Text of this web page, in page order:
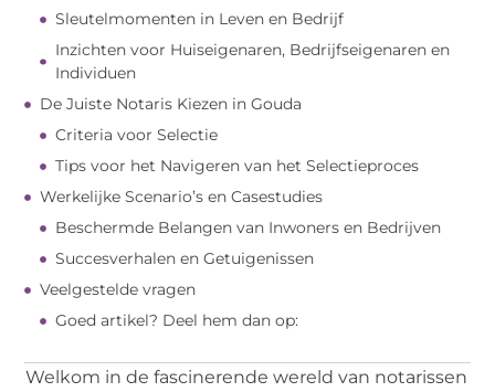
Sleutelmomenten in Leven en Bedrijf
Inzichten voor Huiseigenaren, Bedrijfseigenaren en
Individuen
De Juiste Notaris Kiezen in Gouda
Criteria voor Selectie
Tips voor het Navigeren van het Selectieproces
Werkelijke Scenario’s en Casestudies
Beschermde Belangen van Inwoners en Bedrijven
Succesverhalen en Getuigenissen
Veelgestelde vragen
Goed artikel? Deel hem dan op:
Welkom in de fascinerende wereld van notarissen